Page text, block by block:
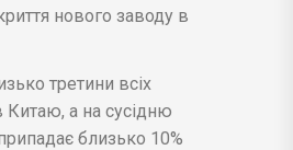
нового заводу в
третини всіх
Китаю, а на сусідню
близько 10%